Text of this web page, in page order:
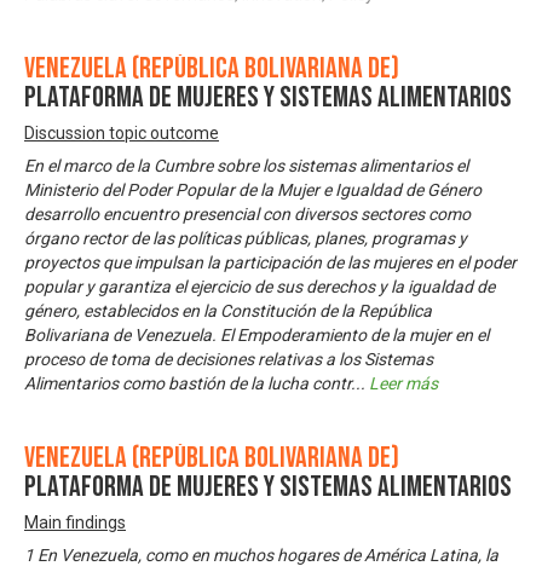
Venezuela (República Bolivariana de)
Plataforma de Mujeres y Sistemas Alimentarios
Discussion topic outcome
En el marco de la Cumbre sobre los sistemas alimentarios el
Ministerio del Poder Popular de la Mujer e Igualdad de Género
desarrollo encuentro presencial con diversos sectores como
órgano rector de las políticas públicas, planes, programas y
proyectos que impulsan la participación de las mujeres en el poder
popular y garantiza el ejercicio de sus derechos y la igualdad de
género, establecidos en la Constitución de la República
Bolivariana de Venezuela. El Empoderamiento de la mujer en el
proceso de toma de decisiones relativas a los Sistemas
Alimentarios como bastión de la lucha contr... Leer más
Venezuela (República Bolivariana de)
Plataforma de Mujeres y Sistemas Alimentarios
Main findings
1 En Venezuela, como en muchos hogares de América Latina, la